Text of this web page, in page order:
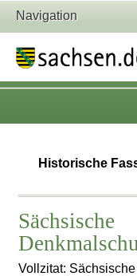
Navigation
Historische
Sächsische
Vollzitat: Sächsische